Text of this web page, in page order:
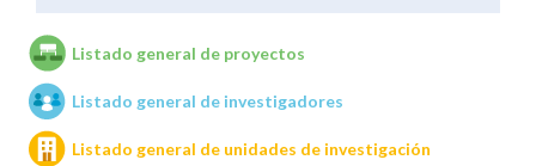
Unidades de investigación
Listado general de proyectos
Listado general de investigadores
Listado general de unidades de investigación